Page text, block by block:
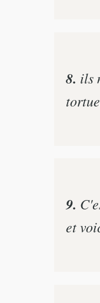
8. ils
9.
et